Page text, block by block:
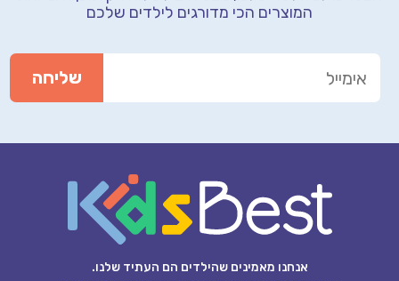
המוצרים הכי מדורגים לילדים שלכם
אנחנו מאמינים שהילדים הם העתיד שלנו.